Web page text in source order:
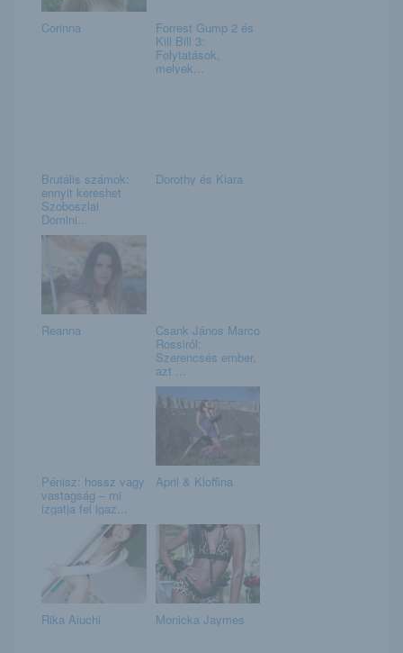
Corinna Forrest Gump 2 és
Kill Bill 3:
Folytatások,
melyek...
Brutális számok:
ennyit kereshet
Szoboszlai
Domini...
Dorothy és Kiara
Reanna Csank János Marco
Rossiról:
Szerencsés ember,
azt ...
Pénisz: hossz vagy
vastagság – mi
izgatja fel igaz...
April & Kloffina
Rika Aiuchi Monicka Jaymes